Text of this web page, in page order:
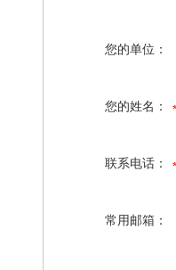
您的单位：
您的姓名：
联系电话：
常用邮箱：